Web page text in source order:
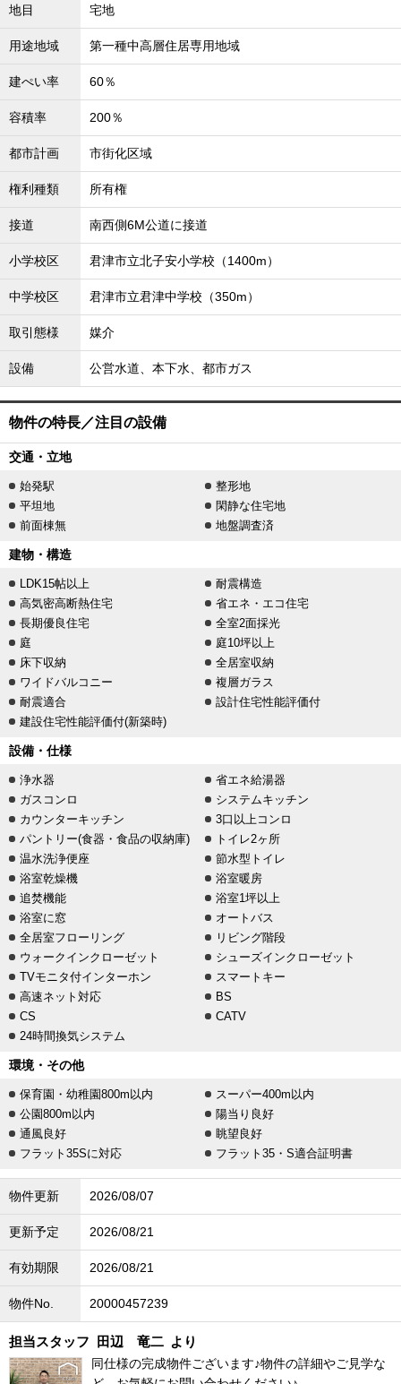
地目 宅地
用途地域 第一種中高層住居専用地域
建ぺい率 60％
容積率 200％
都市計画 市街化区域
権利種類 所有権
接道 南西側6M公道に接道
小学校区 君津市立北子安小学校（1400m）
中学校区 君津市立君津中学校（350m）
取引態様 媒介
設備 公営水道、本下水、都市ガス
物件の特長／注目の設備
交通・立地
始発駅
整形地
平坦地
閑静な住宅地
前面棟無
地盤調査済
建物・構造
LDK15帖以上
耐震構造
高気密高断熱住宅
省エネ・エコ住宅
長期優良住宅
全室2面採光
庭
庭10坪以上
床下収納
全居室収納
ワイドバルコニー
複層ガラス
耐震適合
設計住宅性能評価付
建設住宅性能評価付(新築時)
設備・仕様
浄水器
省エネ給湯器
ガスコンロ
システムキッチン
カウンターキッチン
3口以上コンロ
パントリー(食器・食品の収納庫)
トイレ2ヶ所
温水洗浄便座
節水型トイレ
浴室乾燥機
浴室暖房
追焚機能
浴室1坪以上
浴室に窓
オートバス
全居室フローリング
リビング階段
ウォークインクローゼット
シューズインクローゼット
TVモニタ付インターホン
スマートキー
高速ネット対応
BS
CS
CATV
24時間換気システム
環境・その他
保育園・幼稚園800m以内
スーパー400m以内
公園800m以内
陽当り良好
通風良好
眺望良好
フラット35Sに対応
フラット35・S適合証明書
物件更新 2026/08/07
更新予定 2026/08/21
有効期限 2026/08/21
物件No. 20000457239
担当スタッフ 田辺 竜二 より
同仕様の完成物件ございます♪物件の詳細やご見学な